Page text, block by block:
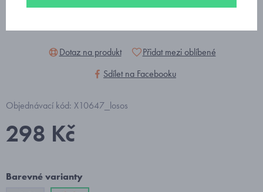
Dotaz na produkt
Přidat mezi oblíbené
Sdílet na Facebooku
Objednávací kód: X10647_losos
298 Kč
Barevné varianty